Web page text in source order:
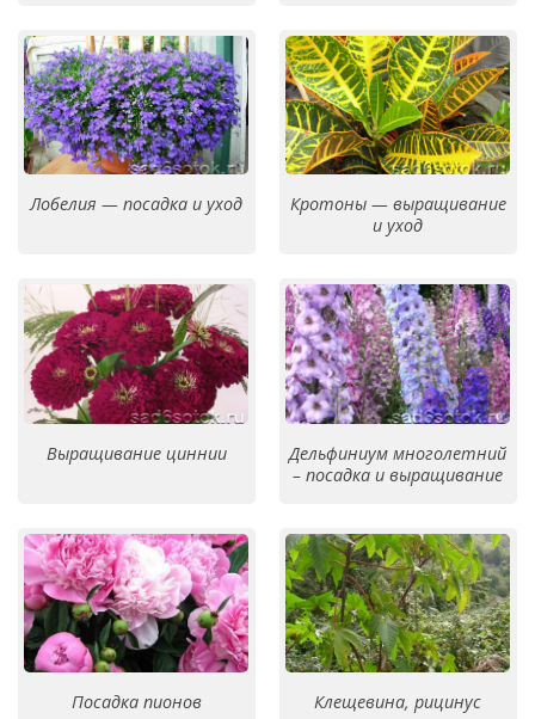
Лобелия — посадка и уход
Кротоны — выращивание
и уход
Выращивание циннии
Дельфиниум многолетний
– посадка и выращивание
Посадка пионов Клещевина, рицинус